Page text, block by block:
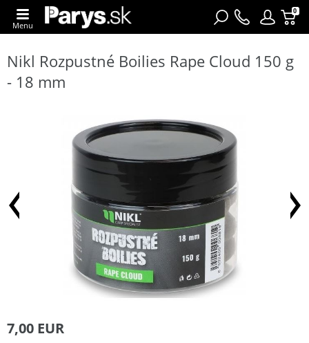
0
Menu
Nikl Rozpustné Boilies Rape Cloud 150 g
- 18 mm
7,00 EUR